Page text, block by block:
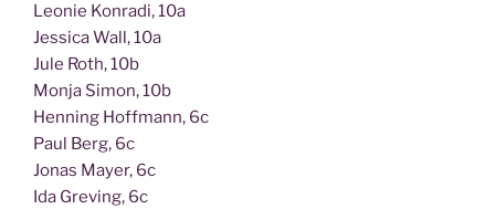
Leo­nie Kon­ra­di, 10a
Jes­si­ca Wall, 10a
Jule Roth, 10b
Mon­ja Simon, 10b
Hen­ning Hoff­mann, 6c
Paul Berg, 6c
Jonas May­er, 6c
Ida Gre­ving, 6c